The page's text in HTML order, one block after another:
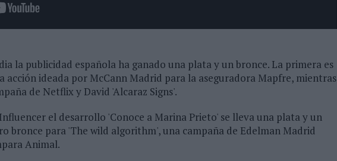
la publicidad española ha ganado una plata y un bronce. La primera es
acción ideada por McCann Madrid para la aseguradora Mapfre, mientras
de Netflix y David 'Alcaraz Signs'.
el desarrollo 'Conoce a Marina Prieto' se lleva una plata y un
bronce para 'The wild algorithm', una campaña de Edelman Madrid
Animal.